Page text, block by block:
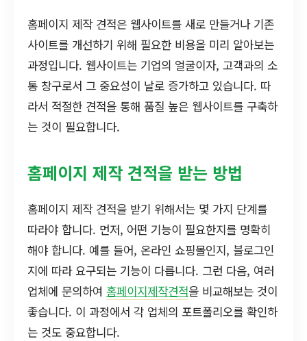
홈페이지 제작 견적은 웹사이트를 새로 만들거나 기존
사이트를 개선하기 위해 필요한 비용을 미리 알아보는
과정입니다. 웹사이트는 기업의 얼굴이자, 고객과의 소
통 창구로서 그 중요성이 날로 증가하고 있습니다. 따
라서 적절한 견적을 통해 품질 높은 웹사이트를 구축하
는 것이 필요합니다.
홈페이지 제작 견적을 받는 방법
홈페이지 제작 견적을 받기 위해서는 몇 가지 단계를
따라야 합니다. 먼저, 어떤 기능이 필요한지를 명확히
해야 합니다. 예를 들어, 온라인 쇼핑몰인지, 블로그인
지에 따라 요구되는 기능이 다릅니다. 그런 다음, 여러
업체에 문의하여 홈페이지제작견적을 비교해보는 것이
좋습니다. 이 과정에서 각 업체의 포트폴리오를 확인하
는 것도 중요합니다.